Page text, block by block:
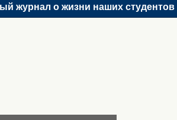
журнал о жизни наших студентов